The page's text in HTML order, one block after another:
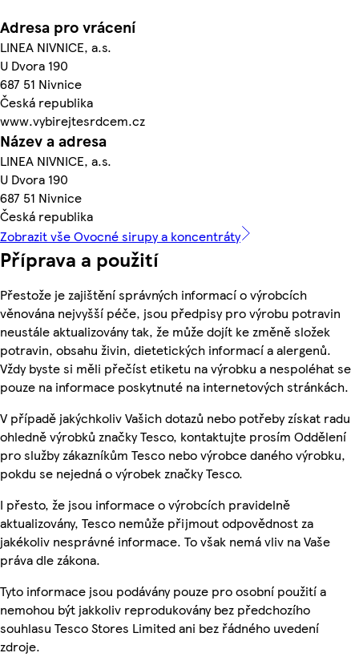
Adresa pro vrácení
LINEA NIVNICE, a.s.
U Dvora 190
687 51 Nivnice
Česká republika
www.vybirejtesrdcem.cz
Název a adresa
LINEA NIVNICE, a.s.
U Dvora 190
687 51 Nivnice
Česká republika
Zobrazit vše Ovocné sirupy a koncentráty
Příprava a použití
Přestože je zajištění správných informací o výrobcích
věnována nejvyšší péče, jsou předpisy pro výrobu potravin
neustále aktualizovány tak, že může dojít ke změně složek
potravin, obsahu živin, dietetických informací a alergenů.
Vždy byste si měli přečíst etiketu na výrobku a nespoléhat se
pouze na informace poskytnuté na internetových stránkách.
V případě jakýchkoliv Vašich dotazů nebo potřeby získat radu
ohledně výrobků značky Tesco, kontaktujte prosím Oddělení
pro služby zákazníkům Tesco nebo výrobce daného výrobku,
pokdu se nejedná o výrobek značky Tesco.
I přesto, že jsou informace o výrobcích pravidelně
aktualizovány, Tesco nemůže přijmout odpovědnost za
jakékoliv nesprávné informace. To však nemá vliv na Vaše
práva dle zákona.
Tyto informace jsou podávány pouze pro osobní použití a
nemohou být jakkoliv reprodukovány bez předchozího
souhlasu Tesco Stores Limited ani bez řádného uvedení
zdroje.